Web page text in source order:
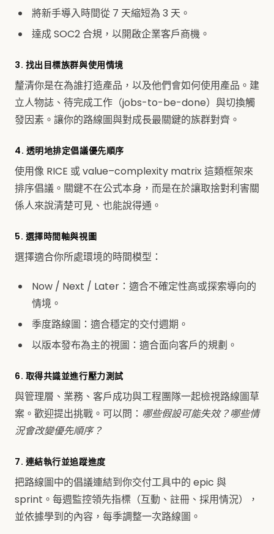
將新手導入時間從 7 天縮短為 3 天。
達成 SOC2 合規，以開啟企業客戶商機。
3. 找出目標族群與使用情境
釐清你是在為誰打造產品，以及他們會如何使用產品。建
立人物誌、待完成工作（jobs-to-be-done）與切換觸
發因素。讓你的路線圖與對成長最關鍵的族群對齊。
4. 透明地排定倡議優先順序
使用像 RICE 或 value–complexity matrix 這類框架來
排序倡議。關鍵不在公式本身，而是在於讓取捨對利害關
係人來說清楚可見、也能說得通。
5. 選擇時間軸與視圖
選擇適合你所處環境的時間模型：
Now / Next / Later：適合不確定性高或探索導向的
情境。
季度路線圖：適合穩定的交付週期。
以版本發布為主的視圖：適合面向客戶的規劃。
6. 取得共識並進行壓力測試
與管理層、業務、客戶成功與工程團隊一起檢視路線圖草
案。歡迎提出挑戰。可以問： 哪些假設可能失效？哪些情
況會改變優先順序？
7. 連結執行並追蹤進度
把路線圖中的倡議連結到你交付工具中的 epic 與
sprint。每週監控領先指標（互動、註冊、採用情況），
並依據學到的內容，每季調整一次路線圖。